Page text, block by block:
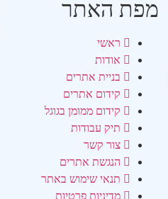
מפת האתר
ראשי
אודות
בניית אתרים
קידום אתרים
קידום ממומן בגוגל
תיק עבודות
צור קשר
הנגשת אתרים
תנאי שימוש באתר
מדיניות פרטיות